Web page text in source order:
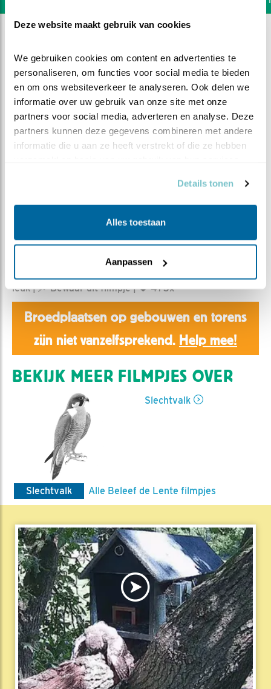
Deze website maakt gebruik van cookies
We gebruiken cookies om content en advertenties te
personaliseren, om functies voor social media te bieden
en om ons websiteverkeer te analyseren. Ook delen we
informatie over uw gebruik van onze site met onze
partners voor social media, adverteren en analyse. Deze
partners kunnen deze gegevens combineren met andere
informatie die u aan ze heeft verstrekt of die ze hebben
Details tonen
Alles toestaan
Aanpassen
DEEL DIT FILMPJE
Een goed gesprek
leuk| Bewaar dit filmpje| 473x
Broedplaatsen op gebouwen en torens
zijn niet vanzelfsprekend. Help mee!
BEKIJK MEER FILMPJES OVER
Slechtvalk
Slechtvalk Alle Beleef de Lente filmpjes